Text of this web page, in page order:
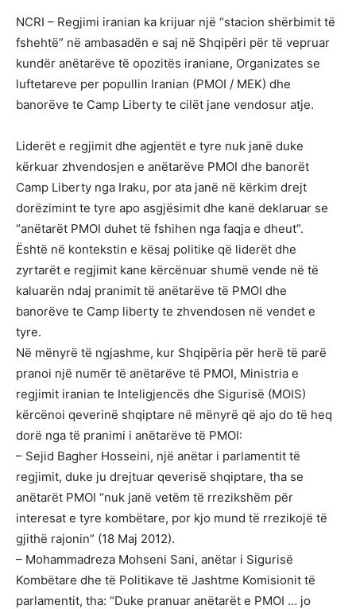
NCRI – Regjimi iranian ka krijuar një “stacion shërbimit të
fshehtë” në ambasadën e saj në Shqipëri për të vepruar
kundër anëtarëve të opozitës iraniane, Organizates se
luftetareve per popullin Iranian (PMOI / MEK) dhe
banorëve te Camp Liberty te cilët jane vendosur atje.
Liderët e regjimit dhe agjentët e tyre nuk janë duke
kërkuar zhvendosjen e anëtarëve PMOI dhe banorët
Camp Liberty nga Iraku, por ata janë në kërkim drejt
dorëzimint te tyre apo asgjësimit dhe kanë deklaruar se
“anëtarët PMOI duhet të fshihen nga faqja e dheut”.
Është në kontekstin e kësaj politike që liderët dhe
zyrtarët e regjimit kane kërcënuar shumë vende në të
kaluarën ndaj pranimit të anëtarëve të PMOI dhe
banorëve te Camp liberty te zhvendosen në vendet e
tyre.
Në mënyrë të ngjashme, kur Shqipëria për herë të parë
pranoi një numër të anëtarëve të PMOI, Ministria e
regjimit iranian te Inteligjencës dhe Sigurisë (MOIS)
kërcënoi qeverinë shqiptare në mënyrë që ajo do të heq
dorë nga të pranimi i anëtarëve të PMOI:
– Sejid Bagher Hosseini, një anëtar i parlamentit të
regjimit, duke ju drejtuar qeverisë shqiptare, tha se
anëtarët PMOI “nuk janë vetëm të rrezikshëm për
interesat e tyre kombëtare, por kjo mund të rrezikojë të
gjithë rajonin” (18 Maj 2012).
– Mohammadreza Mohseni Sani, anëtar i Sigurisë
Kombëtare dhe të Politikave të Jashtme Komisionit të
parlamentit, tha: “Duke pranuar anëtarët e PMOI … jo